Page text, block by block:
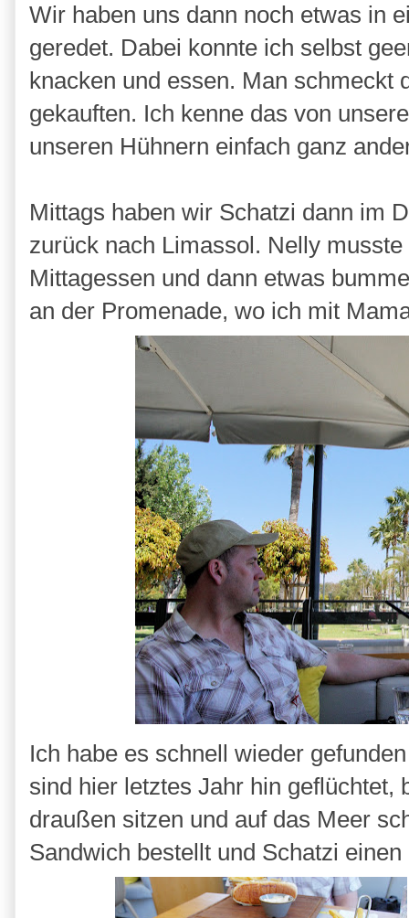
Wir haben uns dann noch etwas in
geredet. Dabei konnte ich selbst
knacken und essen. Man schmeckt
gekauften. Ich kenne das von
unseren Hühnern einfach ganz
Mittags haben wir Schatzi dann im
zurück nach Limassol. Nelly
Mittagessen und dann etwas
an der Promenade, wo ich mit
Ich habe es schnell wieder
sind hier letztes Jahr hin
draußen sitzen und auf das Meer
Sandwich bestellt und Schatzi